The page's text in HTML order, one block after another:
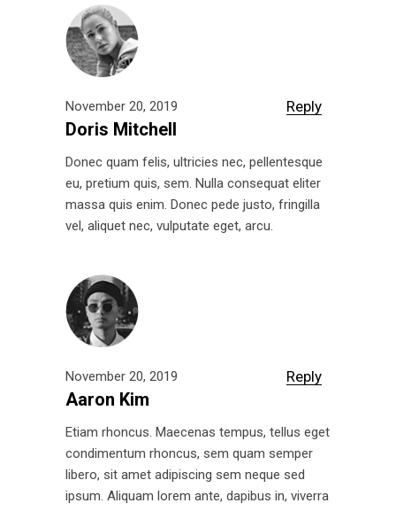
November 20, 2019 Reply
Doris Mitchell
Donec quam felis, ultricies nec, pellentesque
eu, pretium quis, sem. Nulla consequat eliter
massa quis enim. Donec pede justo, fringilla
vel, aliquet nec, vulputate eget, arcu.
November 20, 2019 Reply
Aaron Kim
Etiam rhoncus. Maecenas tempus, tellus eget
condimentum rhoncus, sem quam semper
libero, sit amet adipiscing sem neque sed
ipsum. Aliquam lorem ante, dapibus in, viverra